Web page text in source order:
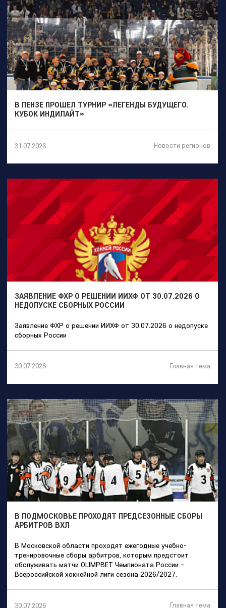
В ПЕНЗЕ ПРОШЕЛ ТУРНИР «ЛЕГЕНДЫ БУДУЩЕГО.
КУБОК ИНДИЛАЙТ»
31.07.2026 Новости регионов
ЗАЯВЛЕНИЕ ФХР О РЕШЕНИИ ИИХФ ОТ 30.07.2026 О
НЕДОПУСКЕ СБОРНЫХ РОССИИ
Заявление ФХР о решении ИИХФ от 30.07.2026 о недопуске
сборных России
30.07.2026 Главная тема
В ПОДМОСКОВЬЕ ПРОХОДЯТ ПРЕДСЕЗОННЫЕ СБОРЫ
АРБИТРОВ ВХЛ
В Московской области проходят ежегодные учебно-
тренировочные сборы арбитров, которым предстоит
обслуживать матчи OLIMPBET Чемпионата России –
Всероссийской хоккейной лиги сезона 2026/2027.
30.07.2026 Главная тема